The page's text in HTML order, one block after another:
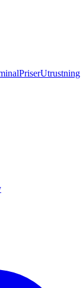
PriserUtrustning